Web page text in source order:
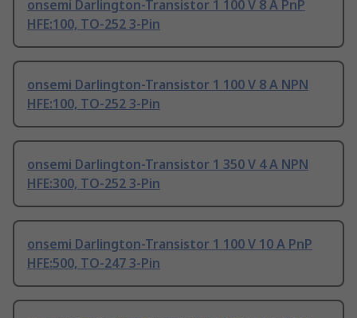
onsemi Darlington-Transistor 1 100 V 8 A PnP
HFE:100, TO-252 3-Pin
onsemi Darlington-Transistor 1 100 V 8 A NPN
HFE:100, TO-252 3-Pin
onsemi Darlington-Transistor 1 350 V 4 A NPN
HFE:300, TO-252 3-Pin
onsemi Darlington-Transistor 1 100 V 10 A PnP
HFE:500, TO-247 3-Pin